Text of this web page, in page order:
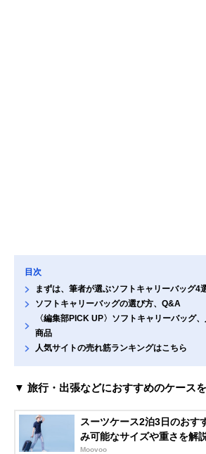
目次
まずは、筆者が選ぶソフトキャリーバッグ4
ソフトキャリーバッグの選び方、Q&A
〈編集部PICK UP〉ソフトキャリーバッグ
商品
人気サイトの売れ筋ランキングはこちら
▼ 旅行・出張などにおすすめのケース
スーツケース2泊3日のおす
み可能なサイズや重さを解
Moovoo